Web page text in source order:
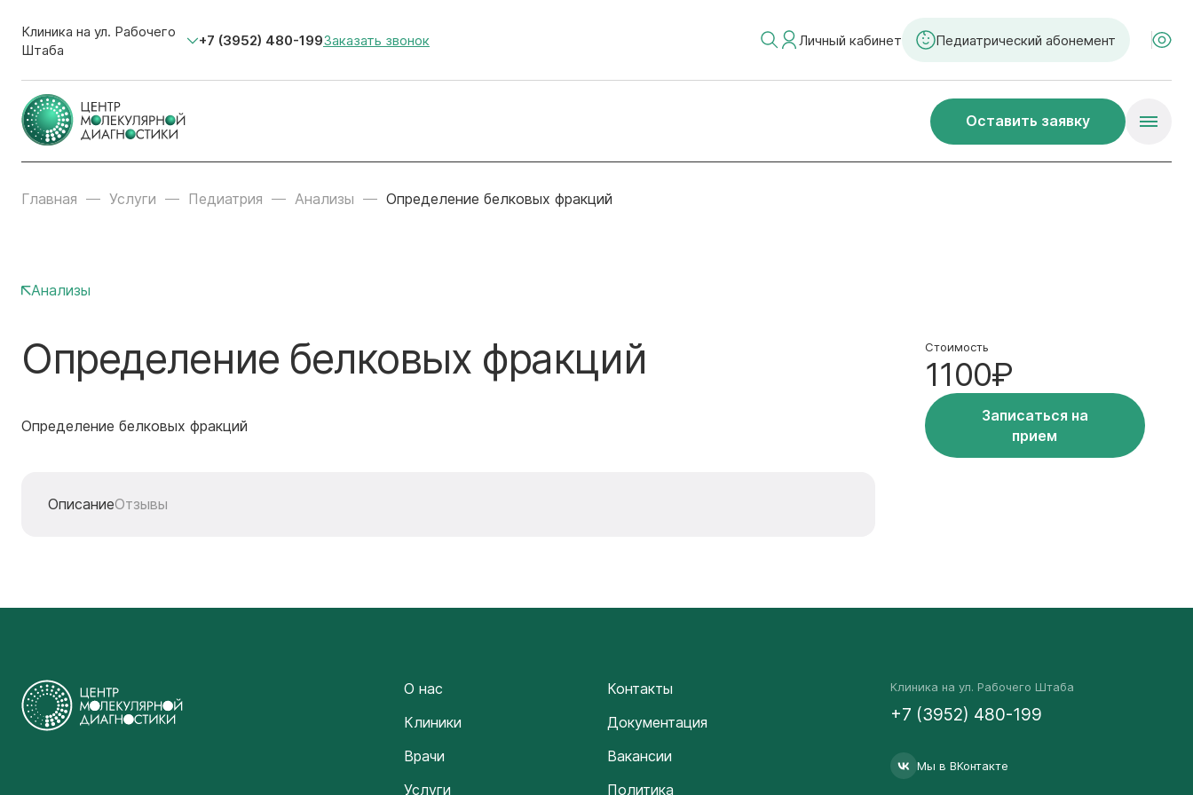
Клиника на ул. Рабочего
Штаба
+7 (3952) 480-199Заказать звонок Личный кабинет Педиатрический абонемент
Оставить заявку
Главная Услуги Педиатрия Анализы Определение белковых фракций
Анализы
Определение белковых фракций
Определение белковых фракций
ОписаниеОтзывы
Стоимость
1100₽
Записаться на
прием
О нас
Клиники
Врачи
Услуги
Контакты
Документация
Вакансии
Политика
Клиника на ул. Рабочего Штаба
+7 (3952) 480-199
Мы в ВКонтакте